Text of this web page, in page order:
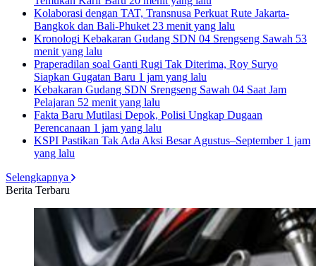
Kolaborasi dengan TAT, Transnusa Perkuat Rute Jakarta-
Bangkok dan Bali-Phuket 23 menit yang lalu
Kronologi Kebakaran Gudang SDN 04 Srengseng Sawah 53
menit yang lalu
Praperadilan soal Ganti Rugi Tak Diterima, Roy Suryo
Siapkan Gugatan Baru 1 jam yang lalu
Kebakaran Gudang SDN Srengseng Sawah 04 Saat Jam
Pelajaran 52 menit yang lalu
Fakta Baru Mutilasi Depok, Polisi Ungkap Dugaan
Perencanaan 1 jam yang lalu
KSPI Pastikan Tak Ada Aksi Besar Agustus–September 1 jam
yang lalu
Selengkapnya
Berita Terbaru